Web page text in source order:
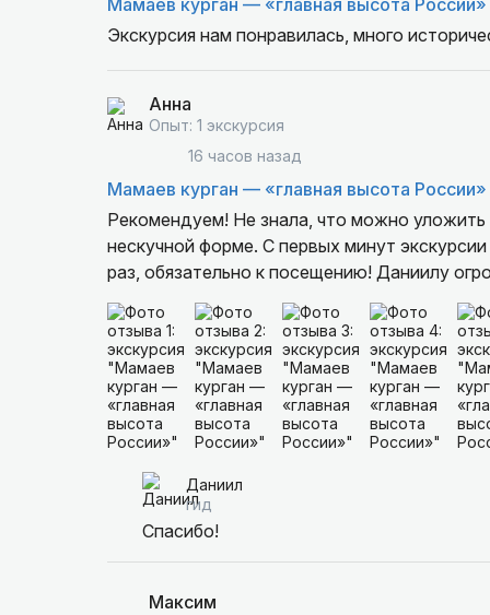
Мамаев курган — «главная высота России»
Экскурсия нам понравилась, много
Анна
Опыт: 1 экскурсия
16 часов назад
Мамаев курган — «главная высота России»
Рекомендуем! Не знала, что можно
нескучной форме. С первых минут
раз, обязательно к посещению! Даниилу
Даниил
гид
Спасибо!
Максим